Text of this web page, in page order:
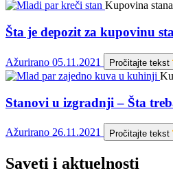
Kupovina stana
Šta je depozit za kupovinu
Ažurirano 05.11.2021 Pročitajte tekst
Stanovi u izgradnji – Šta
Ažurirano 26.11.2021 Pročitajte tekst
Saveti i aktuelnosti